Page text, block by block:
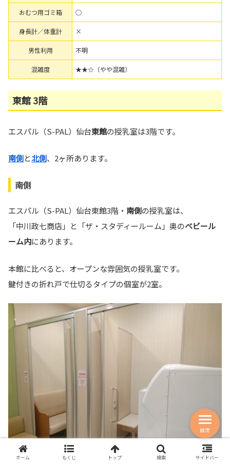
おむつ用ゴミ箱 ○
身長計／体重計 ×
男性利用 不明
混雑度 ★★☆（やや混雑）
東館 3階
エスパル（S-PAL）仙台東館の授乳室は3階です。
南側と北側、2ヶ所あります。
南側
エスパル（S-PAL）仙台東館3階・ 南側の授乳室は、
「中川政七商店」と「ザ・スタディールーム」奥のベビール
ーム内にあります。
本館に比べると、オープンな雰囲気の授乳室です。
鍵付きの折れ戸で仕切るタイプの個室が2室。
ホーム もくじ トップ 検索 サイドバー
目次